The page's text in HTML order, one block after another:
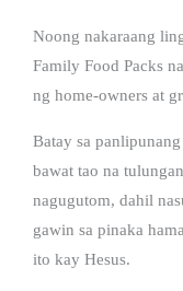
Noong nakaraang
Family Food Packs
ng home-owners at
Batay sa
bawat tao na
nagugutom, dahil
gawin sa pinaka
ito kay Hesus.